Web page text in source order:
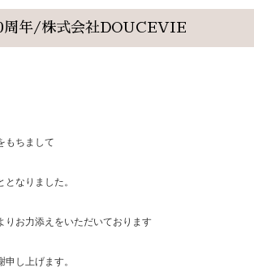
周年/株式会社DOUCEVIE
もちまして
なりました。
りお力添えをいただいております
し上げます。